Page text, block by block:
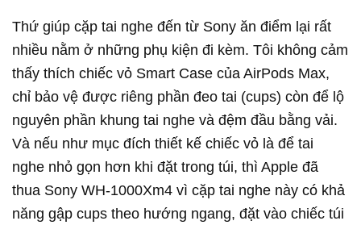
Thứ giúp cặp tai nghe đến từ Sony ăn điểm lại rất
nhiều nằm ở những phụ kiện đi kèm. Tôi không cảm
thấy thích chiếc vỏ Smart Case của AirPods Max,
chỉ bảo vệ được riêng phần đeo tai (cups) còn để lộ
nguyên phần khung tai nghe và đệm đầu bằng vải.
Và nếu như mục đích thiết kế chiếc vỏ là để tai
nghe nhỏ gọn hơn khi đặt trong túi, thì Apple đã
thua Sony WH-1000Xm4 vì cặp tai nghe này có khả
năng gập cups theo hướng ngang, đặt vào chiếc túi